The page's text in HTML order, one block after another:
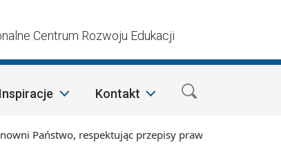
Centrum Rozwoju Edukacji
Inspiracje Kontakt
Państwo, respektując przepisy prawa i mając na